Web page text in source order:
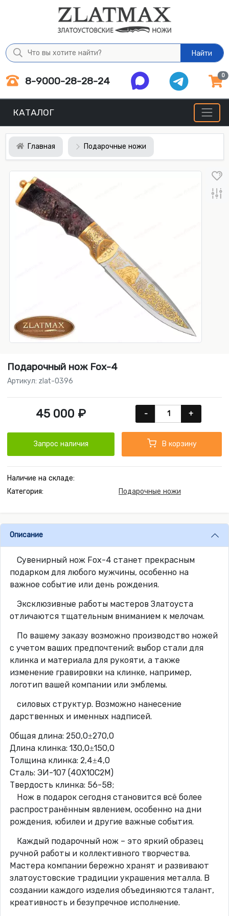
Найти
8-9000-28-28-24 0
КАТАЛОГ
Главная Подарочные ножи
Подарочный нож Fox-4
Артикул: zlat-0396
45 000 ₽ - +
Запрос наличия В корзину
Наличие на складе:
Категория:
Подарочные ножи
Описание
Сувенирный нож Fox-4 станет прекрасным
подарком для любого мужчины, особенно на
важное событие или день рождения.
Эксклюзивные работы мастеров Златоуста
отличаются тщательным вниманием к мелочам.
По вашему заказу возможно производство ножей
с учетом ваших предпочтений: выбор стали для
клинка и материала для рукояти, а также
изменение гравировки на клинке, например,
логотип вашей компании или эмблемы.
силовых структур. Возможно нанесение
дарственных и именных надписей.
Общая длина: 250,0±270,0
Длина клинка: 130,0±150,0
Толщина клинка: 2,4±4,0
Сталь: ЭИ-107 (40Х10С2М)
Твердость клинка: 56-58;
Нож в подарок сегодня становится всё более
распространённым явлением, особенно на дни
рождения, юбилеи и другие важные события.
Каждый подарочный нож – это яркий образец
ручной работы и коллективного творчества.
Мастера компании бережно хранят и развивают
златоустовские традиции украшения металла. В
создании каждого изделия объединяются талант,
креативность и безупречное исполнение.